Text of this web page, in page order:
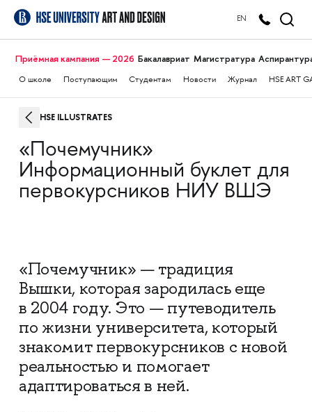
EN
Приёмная кампания — 2026 Бакалавриат Магистратура
О школе Поступающим Студентам Новости Журнал HSE ART
HSE ILLUSTRATES
«Почемучник»
Информационный буклет для
первокурсников НИУ ВШЭ
«Почемучник» — традиция
Вышки, которая зародилась еще
в 2004 году. Это — путеводитель
по жизни университета, который
знакомит первокурсников с новой
реальностью и помогает
адаптироваться в ней.